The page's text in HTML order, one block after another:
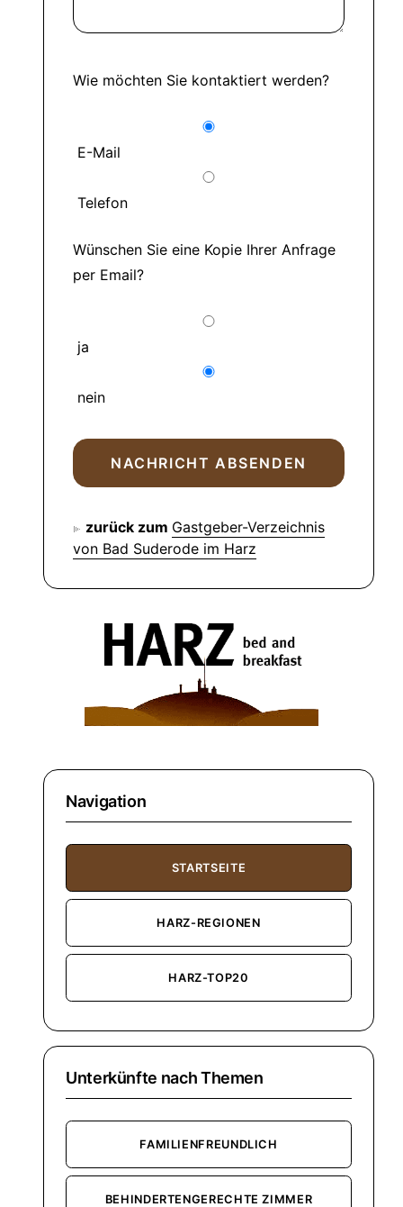
Wie möchten Sie kontaktiert werden?
E-Mail
Telefon
Wünschen Sie eine Kopie Ihrer Anfrage
per Email?
ja
nein
zurück zum Gastgeber-Verzeichnis
von Bad Suderode im Harz
Navigation
STARTSEITE
HARZ-REGIONEN
HARZ-TOP20
Unterkünfte nach Themen
FAMILIENFREUNDLICH
BEHINDERTENGERECHTE ZIMMER